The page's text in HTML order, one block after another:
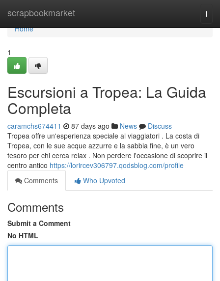
scrapbookmarket
Home
Home
1
Escursioni a Tropea: La Guida
Completa
caramchs674411 87 days ago News
Discuss
Tropea offre un'esperienza speciale ai viaggiatori . La costa di
Tropea, con le sue acque azzurre e la sabbia fine, è un vero
tesoro per chi cerca relax . Non perdere l'occasione di scoprire il
centro antico https://lorircev306797.qodsblog.com/profile
Comments
Who Upvoted
Comments
Submit a Comment
No HTML